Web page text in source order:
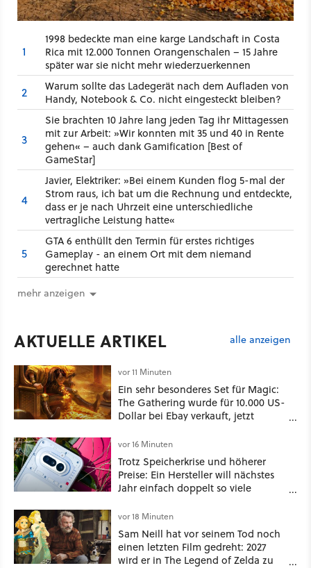
1
1998 bedeckte man eine karge Landschaft in Costa
Rica mit 12.000 Tonnen Orangenschalen – 15 Jahre
später war sie nicht mehr wiederzuerkennen
2
Warum sollte das Ladegerät nach dem Aufladen von
Handy, Notebook & Co. nicht eingesteckt bleiben?
3
Sie brachten 10 Jahre lang jeden Tag ihr Mittagessen
mit zur Arbeit: »Wir konnten mit 35 und 40 in Rente
gehen« – auch dank Gamification [Best of
GameStar]
4
Javier, Elektriker: »Bei einem Kunden flog 5-mal der
Strom raus, ich bat um die Rechnung und entdeckte,
dass er je nach Uhrzeit eine unterschiedliche
vertragliche Leistung hatte«
5
GTA 6 enthüllt den Termin für erstes richtiges
Gameplay - an einem Ort mit dem niemand
gerechnet hatte
mehr anzeigen
AKTUELLE ARTIKEL alle anzeigen
vor 11 Minuten
Ein sehr besonderes Set für Magic:
The Gathering wurde für 10.000 US-
Dollar bei Ebay verkauft, jetzt
vor 16 Minuten
Trotz Speicherkrise und höherer
Preise: Ein Hersteller will nächstes
Jahr einfach doppelt so viele
bringen
vor 18 Minuten
Sam Neill hat vor seinem Tod noch
einen letzten Film gedreht: 2027
wird er in The Legend of Zelda zu